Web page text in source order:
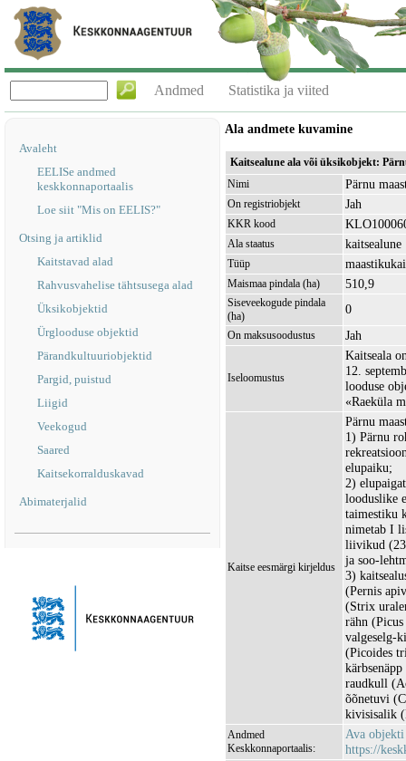
Andmed Statistika ja viited
Avaleht
EELISe andmed
keskkonnaportaalis
Loe siit "Mis on EELIS?"
Otsing ja artiklid
Kaitstavad alad
Rahvusvahelise tähtsusega alad
Üksikobjektid
Ürglooduse objektid
Pärandkultuuriobjektid
Pargid, puistud
Liigid
Veekogud
Saared
Kaitsekorralduskavad
Abimaterjalid
Ala andmete kuvamine
Kaitsealune ala või üksikobjekt:
Nimi
Pärnu
On registriobjekt Jah
KKR kood
Ala staatus kaitsealune
Tüüp
Maismaa pindala (ha) 510,9
Siseveekogude pindala
(ha)
0
On maksusoodustus Jah
Iseloomustus
Kaitseala
12.
looduse
«Raeküla
Kaitse eesmärgi kirjeldus
Pärnu
1) Pärnu
elupaiku;
2)
looduslike
taimestiku
nimetab I
liivikud
ja soo-
3)
(Pernis
(Strix
rähn
valgeselg-
(Picoides
raudkull
õõnetuvi
kivisisalik
Andmed
Keskkonnaportaalis:
Ava objekti
https://